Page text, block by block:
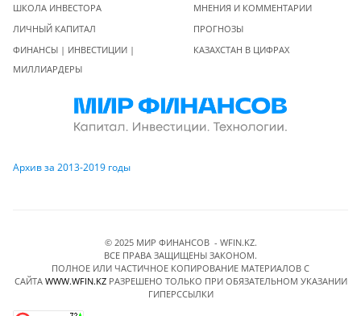
ШКОЛА ИНВЕСТОРА
ЛИЧНЫЙ КАПИТАЛ
ФИНАНСЫ | ИНВЕСТИЦИИ |
МИЛЛИАРДЕРЫ
МНЕНИЯ И КОММЕНТАРИИ
ПРОГНОЗЫ
КАЗАХСТАН В ЦИФРАХ
Архив за 2013-2019 годы
© 2025 МИР ФИНАНСОВ - WFIN.KZ.
ВСЕ ПРАВА ЗАЩИЩЕНЫ ЗАКОНОМ.
ПОЛНОЕ ИЛИ ЧАСТИЧНОЕ КОПИРОВАНИЕ МАТЕРИАЛОВ C
САЙТА WWW.WFIN.KZРАЗРЕШЕНО ТОЛЬКО ПРИ ОБЯЗАТЕЛЬНОМ УКАЗАНИИ
ГИПЕРССЫЛКИ